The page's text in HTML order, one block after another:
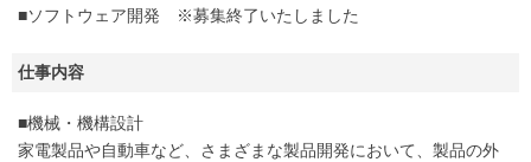
■ソフトウェア開発 ※募集終了いたしました
仕事内容
■機械・機構設計
家電製品や自動車など、さまざまな製品開発において、製品の外